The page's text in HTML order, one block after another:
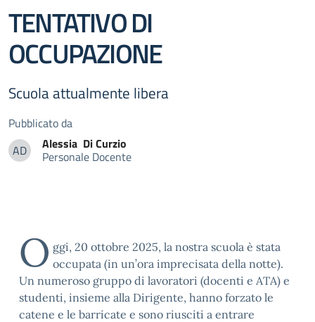
TENTATIVO DI
OCCUPAZIONE
Scuola attualmente libera
Pubblicato da
ADAlessia Di Curzio
Alessia Di Curzio
Personale Docente
O ggi, 20 ottobre 2025, la nostra scuola è stata
occupata (in un’ora imprecisata della notte).
Un numeroso gruppo di lavoratori (docenti e ATA) e
studenti, insieme alla Dirigente, hanno forzato le
catene e le barricate e sono riusciti a entrare